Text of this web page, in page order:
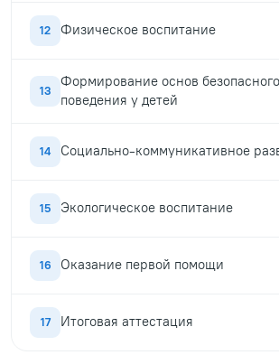
12 Физическое воспитание
13
Формирование основ безопасного
поведения у детей
14 Социально-коммуникативное
15 Экологическое воспитание
16 Оказание первой помощи
17 Итоговая аттестация